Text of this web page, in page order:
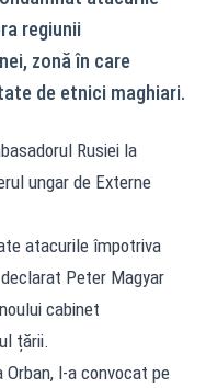
regiunii
zonă în care
de etnici maghiari.
Rusiei la
ungar de Externe
atacurile împotriva
Peter Magyar
cabinet
țării.
l-a convocat pe